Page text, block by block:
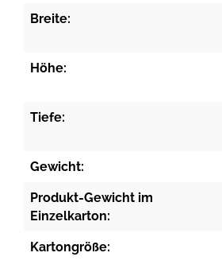
Breite:
Höhe:
Tiefe:
Gewicht:
Produkt-Gewicht im
Einzelkarton:
Kartongröße: